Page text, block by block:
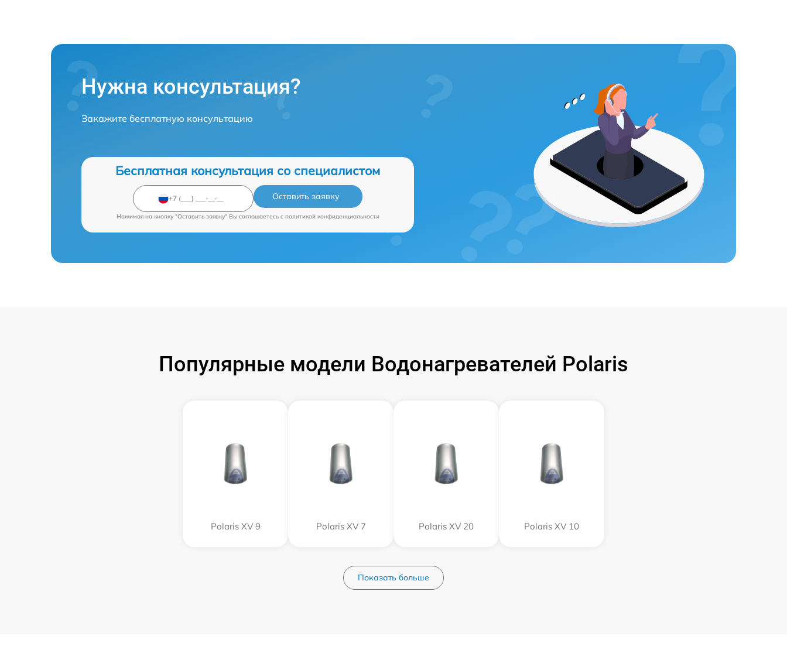
Нужна консультация?
Закажите бесплатную консультацию
Бесплатная консультация со специалистом
Оставить заявку
Нажимая на кнопку "Оставить заявку" Вы соглашаетесь c политикой конфиденциальности
Популярные модели Водонагревателей Polaris
Polaris XV 9 Polaris XV 7 Polaris XV 20 Polaris XV 10
Показать больше